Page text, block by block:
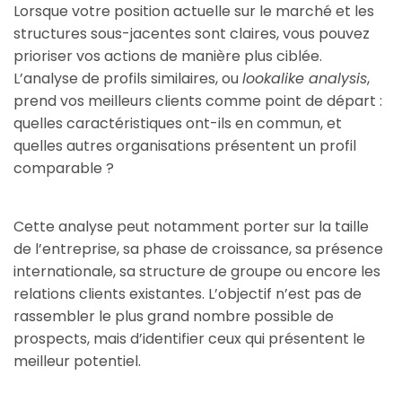
Lorsque votre position actuelle sur le marché et les
structures sous-jacentes sont claires, vous pouvez
prioriser vos actions de manière plus ciblée.
L’analyse de profils similaires, oulookalike analysis,
prend vos meilleurs clients comme point de départ :
quelles caractéristiques ont-ils en commun, et
quelles autres organisations présentent un profil
comparable ?
Cette analyse peut notamment porter sur la taille
de l’entreprise, sa phase de croissance, sa présence
internationale, sa structure de groupe ou encore les
relations clients existantes. L’objectif n’est pas de
rassembler le plus grand nombre possible de
prospects, mais d’identifier ceux qui présentent le
meilleur potentiel.